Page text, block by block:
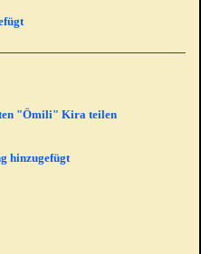
"Ömili" Kira teilen
hinzugefügt